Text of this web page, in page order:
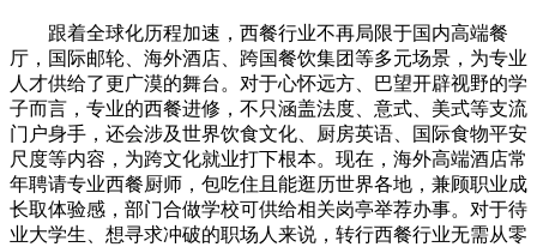
跟着全球化历程加速，西餐行业不再局限于国内高端餐
厅，国际邮轮、海外酒店、跨国餐饮集团等多元场景，为专业
人才供给了更广漠的舞台。对于心怀远方、巴望开辟视野的学
子而言，专业的西餐进修，不只涵盖法度、意式、美式等支流
门户身手，还会涉及世界饮食文化、厨房英语、国际食物平安
尺度等内容，为跨文化就业打下根本。现在，海外高端酒店常
年聘请专业西餐厨师，包吃住且能逛历世界各地，兼顾职业成
长取体验感，部门合做学校可供给相关岗亭举荐办事。对于待
业大学生、想寻求冲破的职场人来说，转行西餐行业无需从零